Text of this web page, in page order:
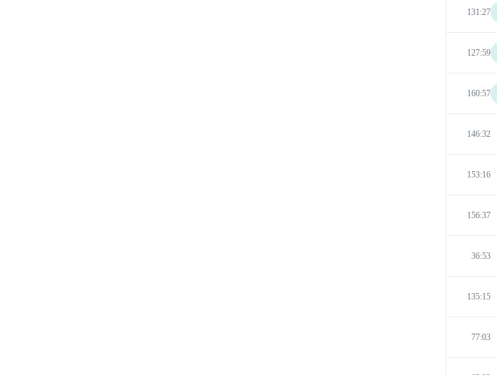
131:27
127:59
160:57
146:32
153:16
156:37
36:53
135:15
77:03